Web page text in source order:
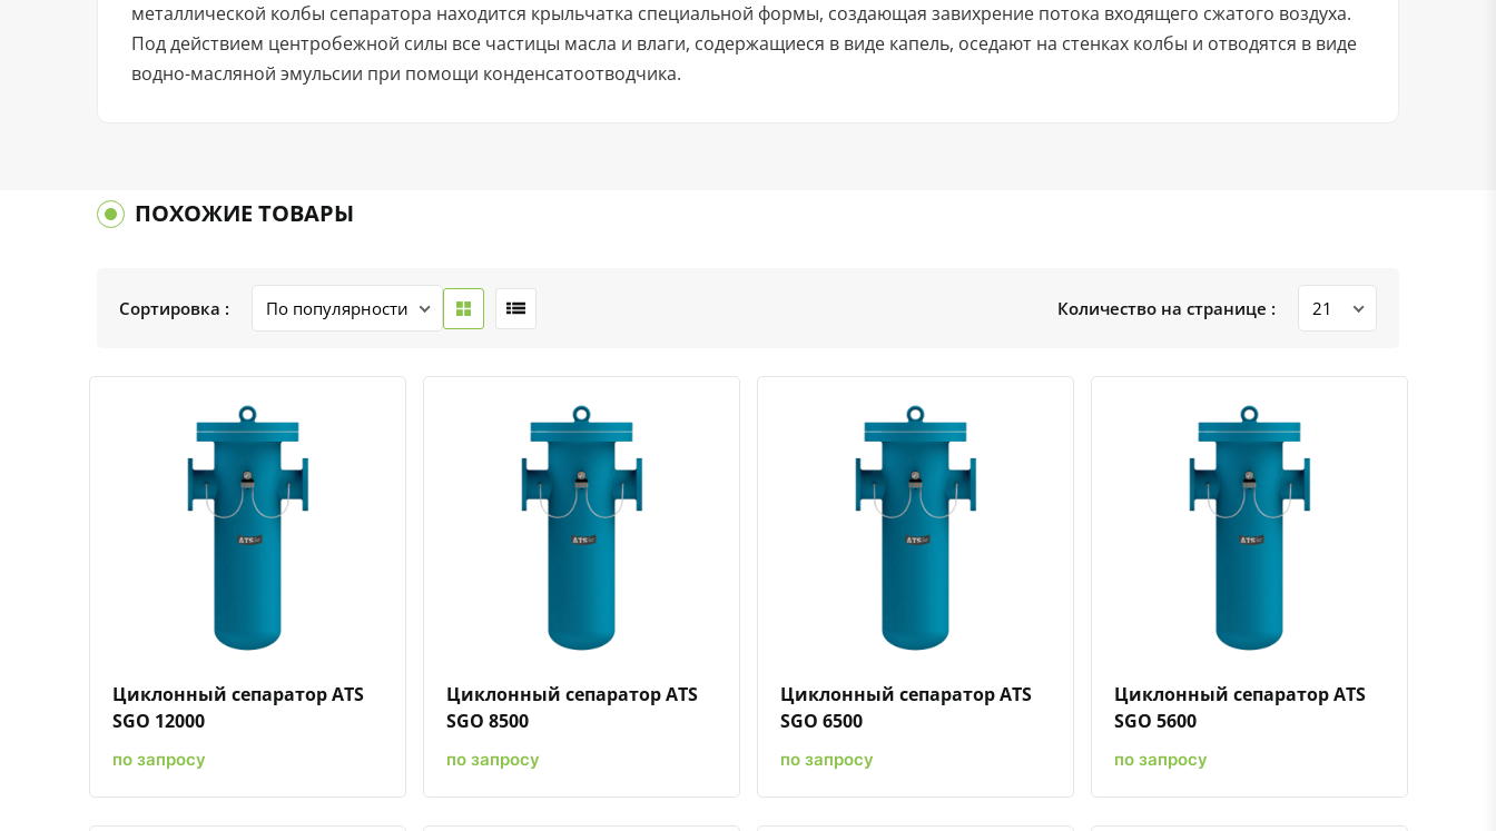
металлической колбы сепаратора находится крыльчатка специальной формы, создающая завихрение потока входящего сжатого воздуха.
Под действием центробежной силы все частицы масла и влаги, содержащиеся в виде капель, оседают на стенках колбы и отводятся в виде
водно-масляной эмульсии при помощи конденсатоотводчика.
ПОХОЖИЕ ТОВАРЫ
Сортировка : Количество на странице :
Циклонный сепаратор ATS
SGO 12000
по запросу
Циклонный сепаратор ATS
SGO 8500
по запросу
Циклонный сепаратор ATS
SGO 6500
по запросу
Циклонный сепаратор ATS
SGO 5600
по запросу